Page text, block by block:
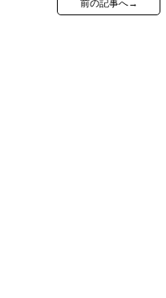
前の記事へ→